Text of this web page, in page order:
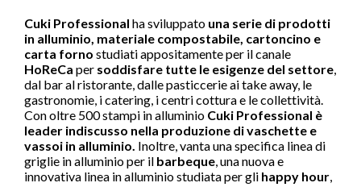
Cuki Professional ha sviluppato una serie di prodotti
in alluminio, materiale compostabile, cartoncino e
carta forno studiati appositamente per il canale
HoReCa per soddisfare tutte le esigenze del settore,
dal bar al ristorante, dalle pasticcerie ai take away, le
gastronomie, i catering, i centri cottura e le collettività.
Con oltre 500 stampi in alluminio Cuki Professional è
leader indiscusso nella produzione di vaschette e
vassoi in alluminio.
griglie in alluminio per il barbeque, una nuova e
innovativa linea in alluminio studiata per gli happy hour,